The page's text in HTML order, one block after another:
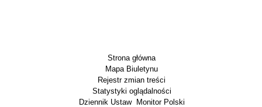
Strona główna
Mapa Biuletynu
Rejestr zmian treści
Statystyki oglądalności
Dziennik Ustaw
Monitor Polski